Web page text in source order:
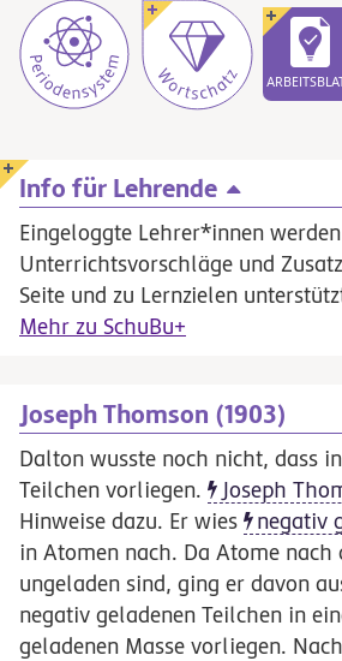
Info für Lehrende
Eingeloggte Lehrer*innen
Unterrichtsvorschläge und
Seite und zu Lernzielen
Mehr zu SchuBu+
Joseph Thomson (1903)
Dalton wusste noch nicht, dass
Teilchen vorliegen.
Joseph
Hinweise dazu. Er wies
negativ
in Atomen nach. Da Atome nach
ungeladen sind, ging er davon
negativ geladenen Teilchen in
geladenen Masse vorliegen.